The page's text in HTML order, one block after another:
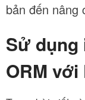
bản đến nâng
Sử dụng
ORM